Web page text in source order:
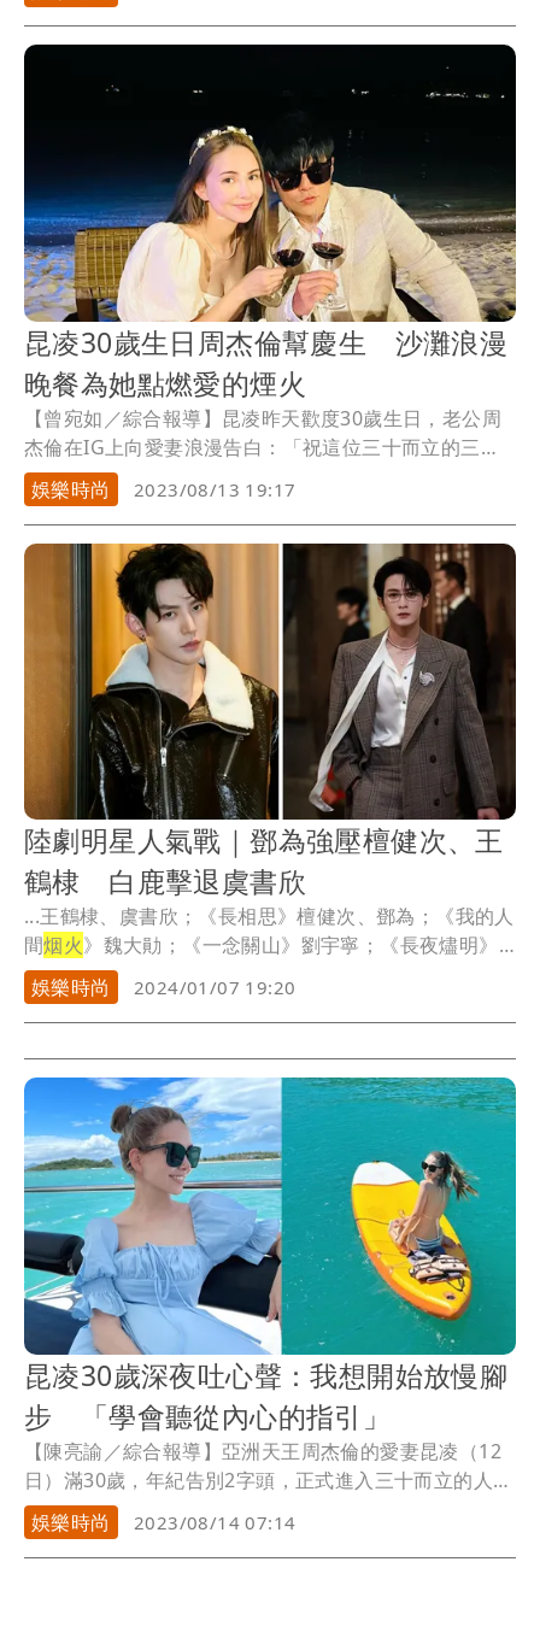
阻止的畫面，隨即馬上變成熱搜詞條，原來這並非最近
的事，中國狗仔張小寒發文表示，「 5年前被偷拍的劇組
聚餐視頻，忽然被翻出來了，這都是我多久前拍的素材
了」，並問網友到底發生什麼事？李宏毅工作室則發文
回應，只po了這3個字「很無聊」。
昆凌30歲生日周杰倫幫慶生 沙灘浪漫
晚餐為她點燃愛的煙火
【曾宛如／綜合報導】昆凌昨天歡度30歲生日，老公周
杰倫在IG上向愛妻浪漫告白：「祝這位三十而立的三寶
媽，永遠幸福快樂喔。」當然光說還不夠，2人也一起開
心慶祝，周杰倫下午先笑摟昆凌坐遊艇出海，晚上則盛
裝打扮，周杰倫如白馬王子，與戴著俏皮皇冠，穿著低
胸公主袖的昆凌幸福舉杯，在沙灘上、海浪聲陪伴下，2
人共享浪漫晚餐，最後還為她施放愛的煙火，整個比偶
像劇還充滿粉紅泡泡。
娛樂時尚 2023/08/13 19:17
陸劇明星人氣戰｜鄧為強壓檀健次、王
鶴棣 白鹿擊退虞書欣
...王鶴棣、虞書欣；《長相思》檀健次、鄧為；《我的人
間烟火》魏大勛；《一念關山》劉宇寧；《長夜燼明》
白鹿...
娛樂時尚 2024/01/07 19:20
昆凌30歲深夜吐心聲：我想開始放慢腳
步 「學會聽從內心的指引」
【陳亮諭／綜合報導】亞洲天王周杰倫的愛妻昆凌（12
日）滿30歲，年紀告別2字頭，正式進入三十而立的人生
階段，她今凌晨有感而發寫下，20幾歲的她原先對30歲
的定義，但當她真正跨越這分際，她說，「我才意識到
『女孩』和『女人』其實沒有分界線」，到了30歲，
娛樂時尚 2023/08/14 07:14